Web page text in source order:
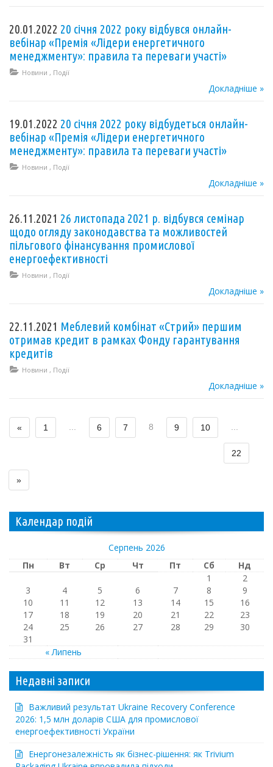
20.01.2022 20 січня 2022 року відбувся онлайн-
вебінар «Премія «Лідери енергетичного
менеджменту»: правила та переваги участі»
Новини , Події
Докладніше »
19.01.2022 20 січня 2022 року відбудеться онлайн-
вебінар «Премія «Лідери енергетичного
менеджменту»: правила та переваги участі»
Новини , Події
Докладніше »
26.11.2021 26 листопада 2021 р. відбувся семінар
щодо огляду законодавства та можливостей
пільгового фінансування промислової
енергоефективності
Новини , Події
Докладніше »
22.11.2021 Меблевий комбінат «Стрий» першим
отримав кредит в рамках Фонду гарантування
кредитів
Новини , Події
Докладніше »
« 1 6 7 8 9 10
22
»
Календар подій
Серпень 2026
Пн
Вт Ср Чт Пт Сб Нд
« Липень
1
2
3
4 5 6 7 8
9
10
11 12 13 14 15
16
17
18 19 20 21 22
23
24
25 26 27 28 29
30
31
Недавні записи
Важливий результат Ukraine Recovery Conference
2026: 1,5 млн доларів США для промислової
енергоефективності України
Енергонезалежність як бізнес-рішення: як Trivium